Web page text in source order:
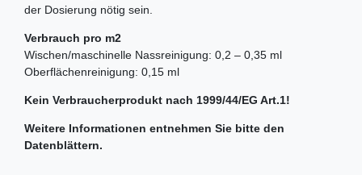
der Dosierung nötig sein.
Verbrauch pro m2
Wischen/maschinelle Nassreinigung: 0,2 – 0,35 ml
Oberflächenreinigung: 0,15 ml
Kein Verbraucherprodukt nach 1999/44/EG Art.1!
Weitere Informationen entnehmen Sie bitte den
Datenblättern.